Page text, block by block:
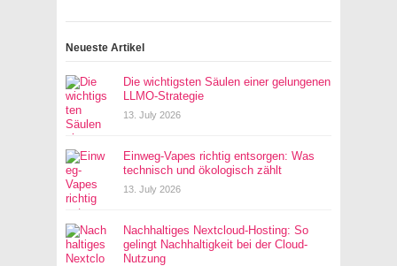
Neueste Artikel
Die wichtigsten Säulen einer gelungenen
LLMO-Strategie
13. July 2026
Einweg-Vapes richtig entsorgen: Was
technisch und ökologisch zählt
13. July 2026
Nachhaltiges Nextcloud-Hosting: So
gelingt Nachhaltigkeit bei der Cloud-
Nutzung